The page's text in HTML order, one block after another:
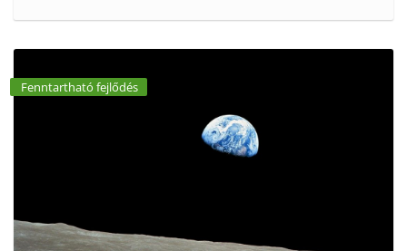
Fenntartható fejlődés